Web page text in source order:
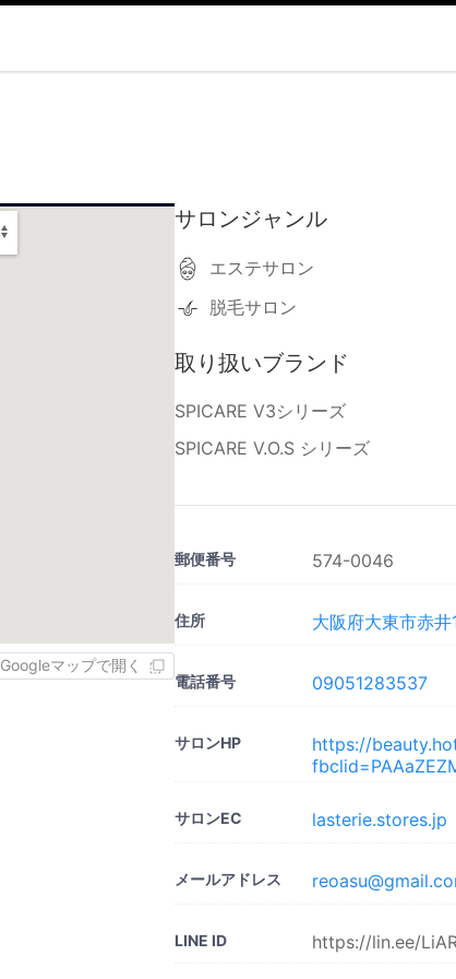
Googleマップで開く
サロンジャンル
エステサロン
脱毛サロン
取り扱いブランド
SPICARE V3シリーズ
SPICARE V.O.S シリーズ
郵便番号 574-0046
住所 大阪府大東市赤
電話番号 09051283537
サロンHP
https://
サロンEC lasterie.stores.jp
メールアドレス
LINE ID https://lin.ee/